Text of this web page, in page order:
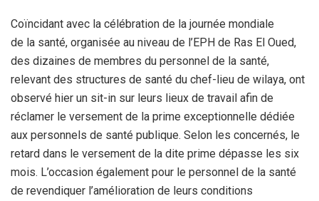
Coïncidant avec la célébration de la journée mondiale
de la santé, organisée au niveau de l’EPH de Ras El Oued,
des dizaines de membres du personnel de la santé,
relevant des structures de santé du chef-lieu de wilaya, ont
observé hier un sit-in sur leurs lieux de travail afin de
réclamer le versement de la prime exceptionnelle dédiée
aux personnels de santé publique. Selon les concernés, le
retard dans le versement de la dite prime dépasse les six
mois. L’occasion également pour le personnel de la santé
de revendiquer l’amélioration de leurs conditions